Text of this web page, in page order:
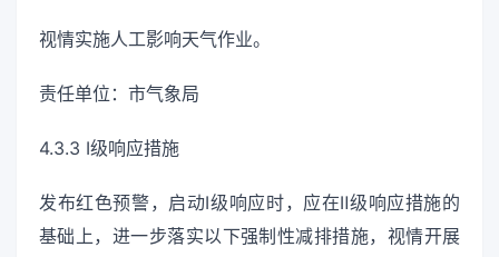
视情实施人工影响天气作业。
责任单位：市气象局
4.3.3 Ⅰ级响应措施
发布红色预警，启动Ⅰ级响应时，应在Ⅱ级响应措施的
基础上，进一步落实以下强制性减排措施，视情开展